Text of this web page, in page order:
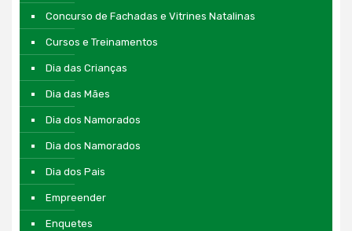
Concurso de Fachadas e Vitrines Natalinas
Cursos e Treinamentos
Dia das Crianças
Dia das Mães
Dia dos Namorados
Dia dos Namorados
Dia dos Pais
Empreender
Enquetes